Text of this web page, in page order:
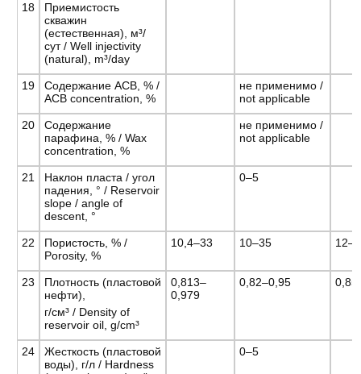
18
Приемистость
скважин
(естественная), м³/
сут / Well injectivity
(natural), m³/day
19
Содержание АСВ, % /
ACB concentration, %
не применимо /
not applicable
20
Содержание
парафина, % / Wax
concentration, %
не применимо /
not applicable
21
Наклон пласта / угол
падения, ° / Reservoir
slope / angle of
descent, °
0–5
22
Пористость, % /
Porosity, %
10,4–33 10–35
23
Плотность (пластовой
нефти),
г/см³ / Density of
reservoir oil, g/cm³
0,813–
0,979
0,82–0,95
24
Жесткость (пластовой
воды), г/л / Hardness
0–5